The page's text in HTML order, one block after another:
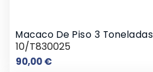
Macaco De Piso 3 Toneladas
10/T830025
90,00 €Preço